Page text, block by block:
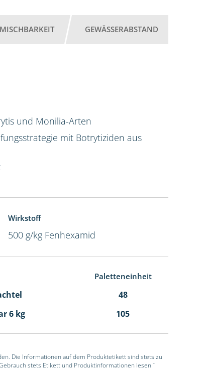
MISCHBARKEIT GEWÄSSERABSTAND
und Monilia-Arten
mit Botrytiziden aus
Wirkstoff
500 g/kg Fenhexamid
Paletteneinheit
48
6 kg 105
Die Informationen auf dem Produktetikett sind stets zu
stets Etikett und Produktinformationen lesen.“